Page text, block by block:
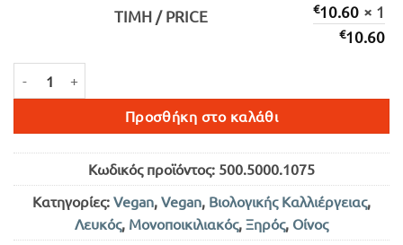
ΤΙΜΉ / PRICE €10.60 × 1
€10.60
Προσθήκη στο καλάθι
Κωδικός προϊόντος: 500.5000.1075
Κατηγορίες: Vegan, Vegan, Βιολογικής Καλλιέργειας,
Λευκός, Μονοποικιλιακός, Ξηρός, Οίνος